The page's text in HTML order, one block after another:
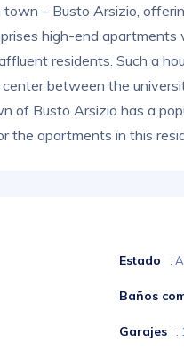
– Busto Arsizio,
high-end apartments
residents. Such a
between the
of Busto Arsizio has a
the apartments in this
Estado :
Baños
Garajes :